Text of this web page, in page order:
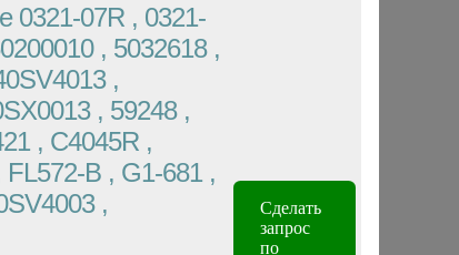
0321-07R , 0321-
, 5032618 ,
,
, 59248 ,
, C4045R ,
B , G1-681 ,
,
Сделать
запрос
по